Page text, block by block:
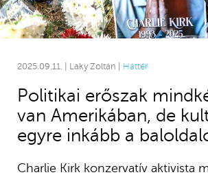
2025.09.11. | Laky Zoltán | Háttér
Politikai erőszak
van Amerikában, de
egyre inkább a
Charlie Kirk konzervatív aktivista